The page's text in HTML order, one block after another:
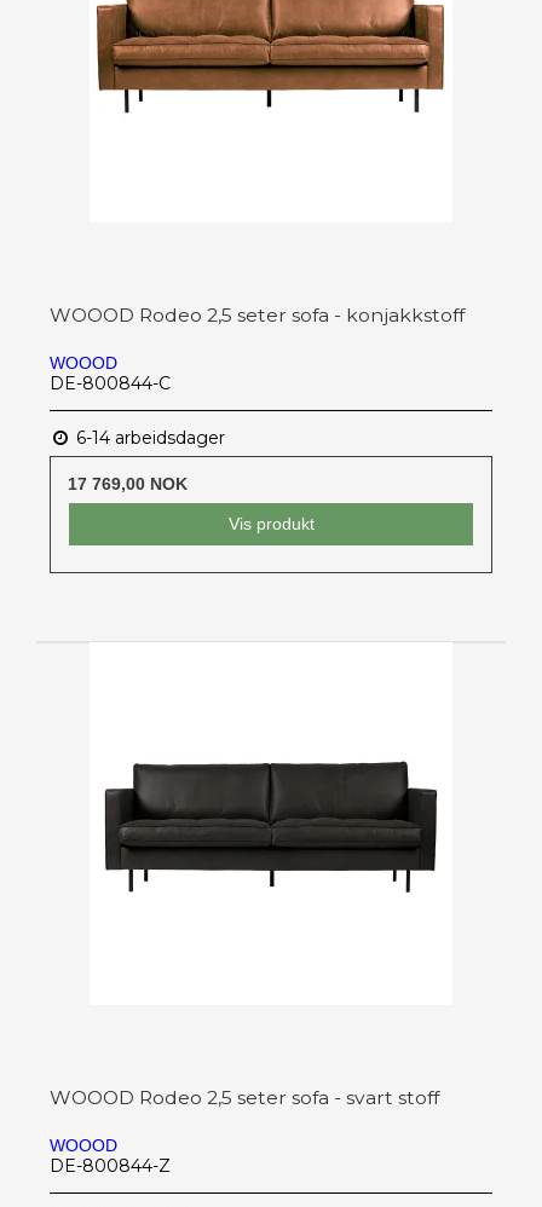
WOOOD Rodeo 2,5 seter sofa - konjakkstoff
WOOOD
DE-800844-C
6-14 arbeidsdager
17 769,00 NOK
Vis produkt
WOOOD Rodeo 2,5 seter sofa - svart stoff
WOOOD
DE-800844-Z